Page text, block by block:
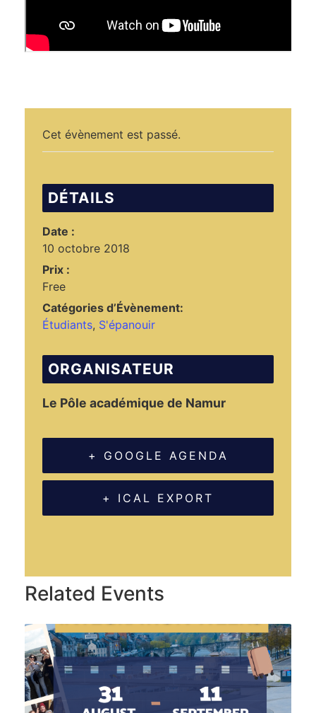
Cet évènement est passé.
DÉTAILS
Date :
10 octobre 2018
Prix :
Free
Catégories d’Évènement:
Étudiants, S'épanouir
ORGANISATEUR
Le Pôle académique de Namur
+ GOOGLE AGENDA
+ ICAL EXPORT
Related Events